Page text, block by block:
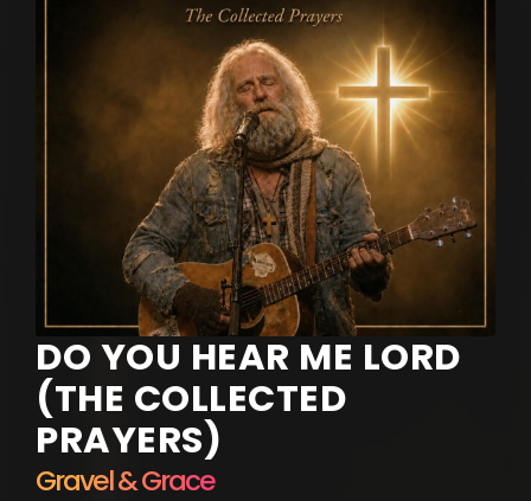
DO YOU HEAR ME LORD
(THE COLLECTED
PRAYERS)
Gravel & Grace